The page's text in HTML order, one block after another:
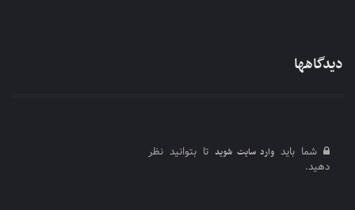
دیدگاهها
شما باید وارد سایت شوید تا بتوانید نظر
دهید.